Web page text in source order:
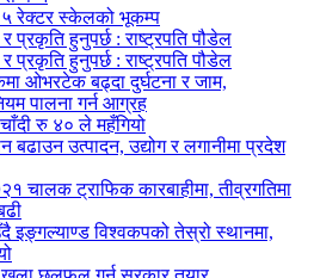
५ रेक्टर स्केलको भूकम्प
प्रकृति हुनुपर्छ : राष्ट्रपति पौडेल
प्रकृति हुनुपर्छ : राष्ट्रपति पौडेल
ओभरटेक बढ्दा दुर्घटना र जाम,
पालना गर्न आग्रह
रु ४० ले महँगियो
बढाउन उत्पादन, उद्योग र लगानीमा प्रदेश
चालक ट्राफिक कारबाहीमा, तीव्रगतिमा
इङ्गल्याण्ड विश्वकपको तेस्रो स्थानमा,